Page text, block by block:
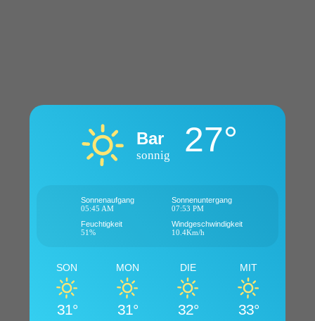
Bar
sonnig 27°
Sonnenaufgang
05:45 AM
Sonnenuntergang
07:53 PM
Feuchtigkeit
51%
Windgeschwindigkeit
10.4Km/h
SON
31°
MON
31°
DIE
32°
MIT
33°